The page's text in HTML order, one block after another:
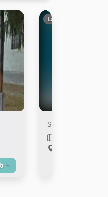
Látványosság
Szent István